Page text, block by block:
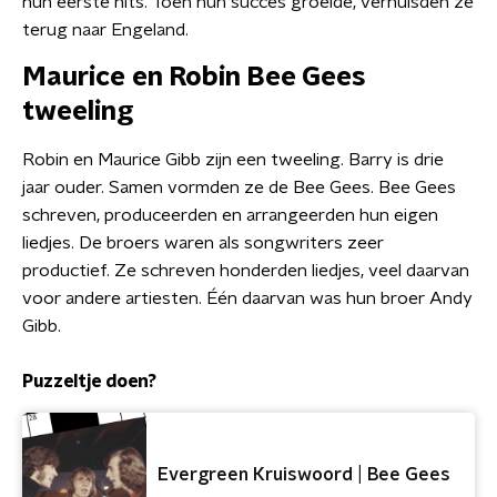
terug naar Engeland.
Maurice en Robin Bee Gees
tweeling
Robin en Maurice Gibb zijn een tweeling. Barry is drie
jaar ouder. Samen vormden ze de Bee Gees. Bee Gees
schreven, produceerden en arrangeerden hun eigen
liedjes. De broers waren als songwriters zeer
productief. Ze schreven honderden liedjes, veel daarvan
voor andere artiesten. Één daarvan was hun broer Andy
Gibb.
Puzzeltje doen?
Evergreen Kruiswoord | Bee Gees